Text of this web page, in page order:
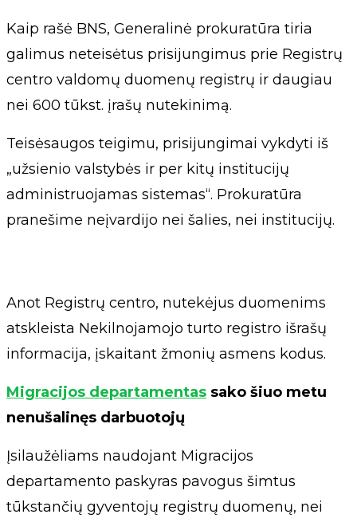
Kaip rašė BNS, Generalinė prokuratūra tiria
galimus neteisėtus prisijungimus prie Registrų
centro valdomų duomenų registrų ir daugiau
nei 600 tūkst. įrašų nutekinimą.
Teisėsaugos teigimu, prisijungimai vykdyti iš
„užsienio valstybės ir per kitų institucijų
administruojamas sistemas“. Prokuratūra
pranešime neįvardijo nei šalies, nei institucijų.
Anot Registrų centro, nutekėjus duomenims
atskleista Nekilnojamojo turto registro išrašų
informacija, įskaitant žmonių asmens kodus.
Migracijos departamentas sako šiuo metu
nenušalinęs darbuotojų
Įsilaužėliams naudojant Migracijos
departamento paskyras pavogus šimtus
tūkstančių gyventojų registrų duomenų, nei